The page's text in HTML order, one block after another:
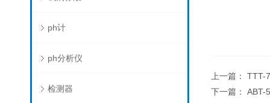
ph计
ph分析仪
检测器
上一篇： TTT-
下一篇： ABT-